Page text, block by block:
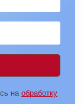
на обработку